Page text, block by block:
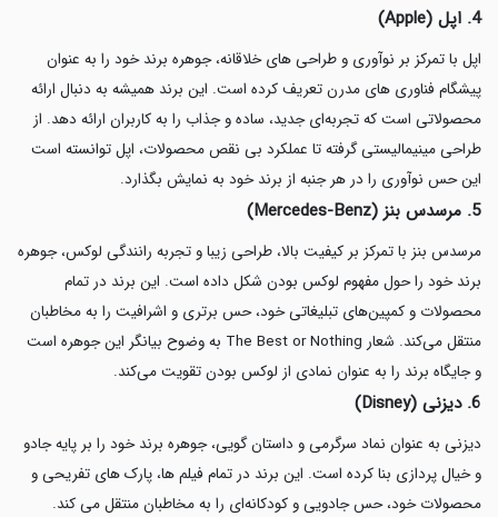
4. اپل (Apple)
اپل با تمرکز بر نوآوری و طراحی های خلاقانه، جوهره برند خود را به عنوان
پیشگام فناوری های مدرن تعریف کرده است. این برند همیشه به دنبال ارائه
محصولاتی است که تجربه‌ای جدید، ساده و جذاب را به کاربران ارائه دهد. از
طراحی مینیمالیستی گرفته تا عملکرد بی نقص محصولات، اپل توانسته است
این حس نوآوری را در هر جنبه از برند خود به نمایش بگذارد.
5. مرسدس بنز (Mercedes-Benz)
مرسدس بنز با تمرکز بر کیفیت بالا، طراحی زیبا و تجربه رانندگی لوکس، جوهره
برند خود را حول مفهوم لوکس بودن شکل داده است. این برند در تمام
محصولات و کمپین‌های تبلیغاتی خود، حس برتری و اشرافیت را به مخاطبان
منتقل می‌کند. شعار The Best or Nothing به وضوح بیانگر این جوهره است
و جایگاه برند را به عنوان نمادی از لوکس بودن تقویت می‌کند.
6. دیزنی (Disney)
دیزنی به عنوان نماد سرگرمی و داستان گویی، جوهره برند خود را بر پایه جادو
و خیال پردازی بنا کرده است. این برند در تمام فیلم ها، پارک های تفریحی و
محصولات خود، حس جادویی و کودکانه‌ای را به مخاطبان منتقل می کند.